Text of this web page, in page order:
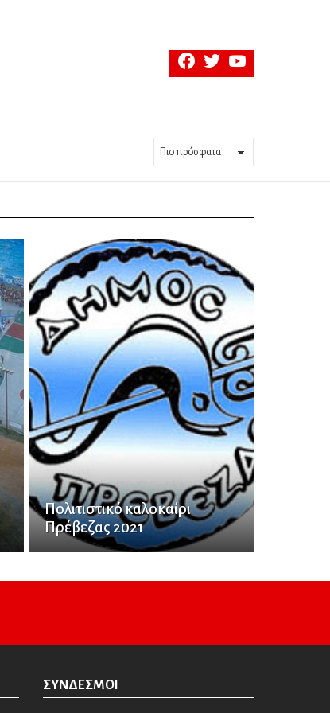
facebooktwitteryoutube
Πολιτιστικό καλοκαίρι
Πρέβεζας 2021
ΣΎΝΔΕΣΜΟΙ